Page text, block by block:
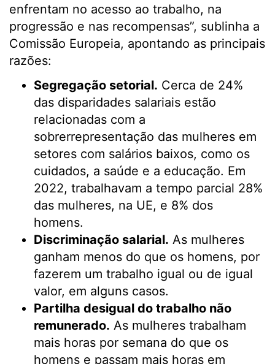
enfrentam no acesso ao trabalho, na
progressão e nas recompensas”, sublinha a
Comissão Europeia, apontando as principais
razões:
Segregação setorial. Cerca de 24%
das disparidades salariais estão
relacionadas com a
sobrerrepresentação das mulheres em
setores com salários baixos, como os
cuidados, a saúde e a educação. Em
2022, trabalhavam a tempo parcial 28%
das mulheres, na UE, e 8% dos
homens.
Discriminação salarial. As mulheres
ganham menos do que os homens, por
fazerem um trabalho igual ou de igual
valor, em alguns casos.
Partilha desigual do trabalho não
remunerado. As mulheres trabalham
mais horas por semana do que os
homens e passam mais horas em